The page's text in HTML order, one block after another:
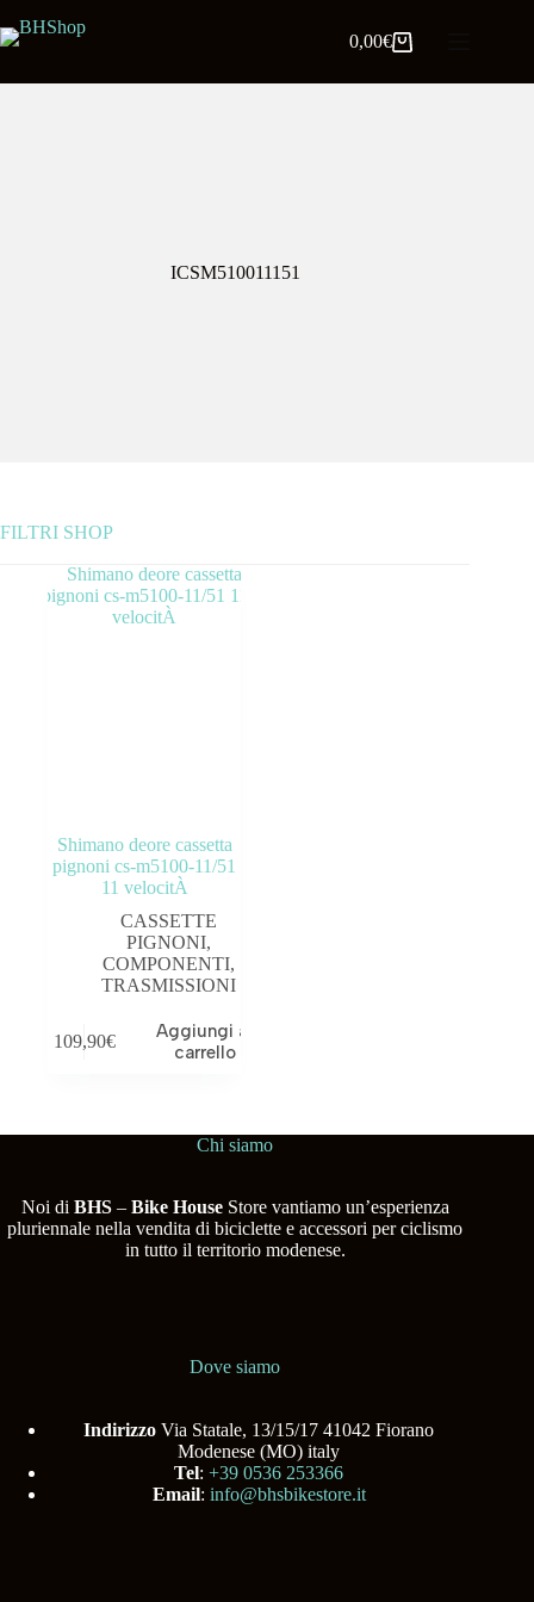
0,00€
ICSM510011151
FILTRI SHOP
OUTLET
Tag prodotto
Shimano deore cassetta
pignoni cs-m5100-11/51
11 velocitÀ
CASSETTE
PIGNONI,
COMPONENTI,
TRASMISSIONI
109,90€
Aggiungi al
carrello
Chi siamo
Noi di BHS– Bike HouseStore vantiamo un’esperienza
pluriennale nella vendita di biciclette e accessori per ciclismo
in tutto il territorio modenese.
Dove siamo
Indirizzo Via Statale, 13/15/17 41042 Fiorano
Modenese (MO) italy
Tel:+39 0536 253366
Email: info@bhsbikestore.it